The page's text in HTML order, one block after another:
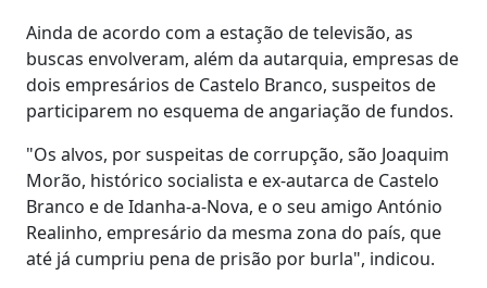
Ainda de acordo com a estação de televisão, as
buscas envolveram, além da autarquia, empresas de
dois empresários de Castelo Branco, suspeitos de
participarem no esquema de angariação de fundos.
"Os alvos, por suspeitas de corrupção, são Joaquim
Morão, histórico socialista e ex-autarca de Castelo
Branco e de Idanha-a-Nova, e o seu amigo António
Realinho, empresário da mesma zona do país, que
até já cumpriu pena de prisão por burla", indicou.